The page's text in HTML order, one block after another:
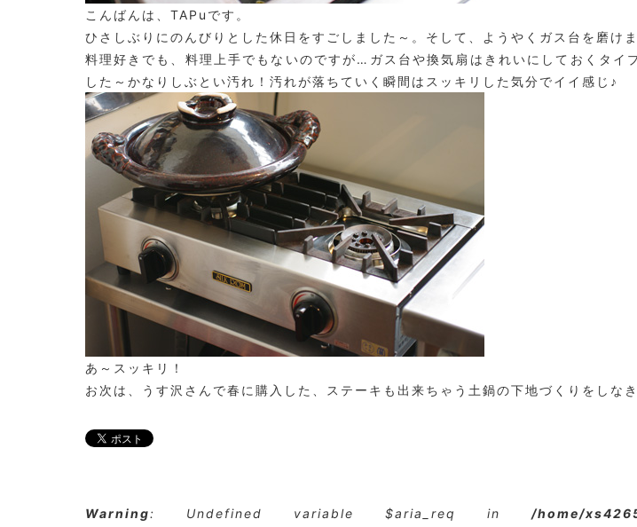
こんばんは、TAPuです。
ひさしぶりにのんびりとした休日をすごしました～。そして、ようやくガス台を磨け
料理好きでも、料理上手でもないのですが…ガス台や換気扇はきれいにしておくタイ
した～かなりしぶとい汚れ！汚れが落ちていく瞬間はスッキリした気分でイイ感じ♪
あ～スッキリ！
お次は、うす沢さんで春に購入した、ステーキも出来ちゃう土鍋の下地づくりをしな
Warning: Undefined variable $aria_req in /home/